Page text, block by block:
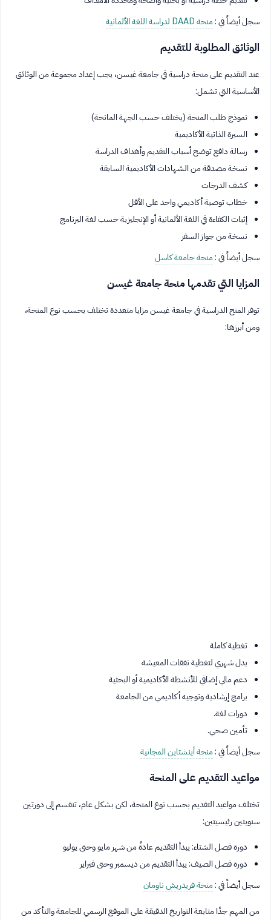
سجل أيضاً في :منحة DAAD لدراسة اللغة الألمانية
الوثائق المطلوبة للتقديم
عند التقديم على منحة دراسية في جامعة غيسن، يجب إعداد مجموعة من الوثائق
الأساسية التي تشمل:
نموذج طلب المنحة (يختلف حسب الجهة المانحة)
السيرة الذاتية الأكاديمية
رسالة دافع توضح أسباب التقديم وأهداف الدراسة
نسخة مصدقة من الشهادات الأكاديمية السابقة
كشف الدرجات
خطاب توصية أكاديمي واحد على الأقل
إثبات الكفاءة في اللغة الألمانية أو الإنجليزية حسب لغة البرنامج
نسخة من جواز السفر
سجل أيضاً في :منحة جامعة كاسل
المزايا التي تقدمها منحة جامعة غيسن
توفر المنح الدراسية في جامعة غيسن مزايا متعددة تختلف بحسب نوع المنحة،
ومن أبرزها:
تغطية كاملة
بدل شهري لتغطية نفقات المعيشة
دعم مالي إضافي للأنشطة الأكاديمية أو البحثية
برامج إرشادية وتوجيه أكاديمي من الجامعة
دورات لغة.
تأمين صحي.
سجل أيضاً في :منحة أينشتاين المجانية
مواعيد التقديم على المنحة
تختلف مواعيد التقديم بحسب نوع المنحة، لكن بشكل عام، تنقسم إلى دورتين
سنويتين رئيسيتين:
دورة فصل الشتاء: يبدأ التقديم عادةً من شهر مايو وحتى يوليو
دورة فصل الصيف: يبدأ التقديم من ديسمبر وحتى فبراير
سجل أيضاً في :منحة فريدريش ناومان
من المهم جدًا متابعة التواريخ الدقيقة على الموقع الرسمي للجامعة والتأكد من